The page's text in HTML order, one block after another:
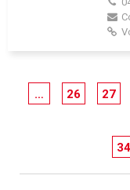
… 26 27
34